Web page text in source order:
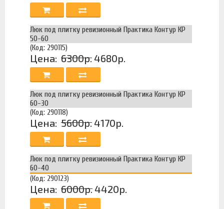
Люк под плитку ревизионный Практика Контур КР
50-60
(Код: 290115)
Цена: 6300р. 4680р.
Люк под плитку ревизионный Практика Контур КР
60-30
(Код: 290118)
Цена: 5600р. 4170р.
Люк под плитку ревизионный Практика Контур КР
60-40
(Код: 290123)
Цена: 6000р. 4420р.